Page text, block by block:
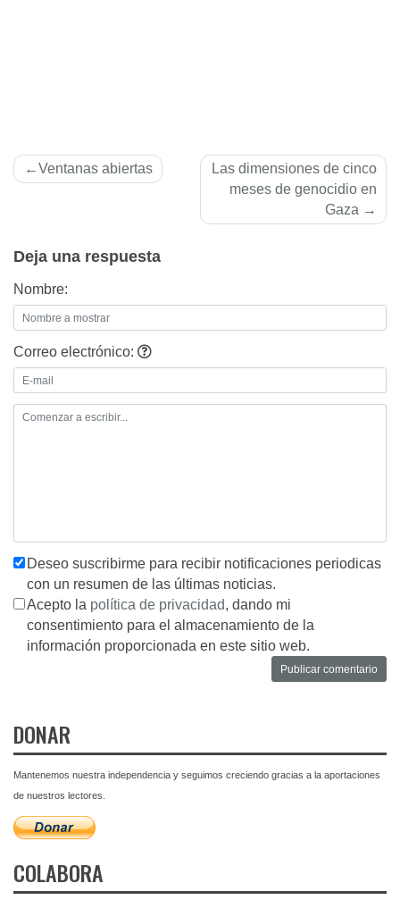
Navegación
Ventanas abiertas
Las dimensiones de cinco
meses de genocidio en
Gaza
Deja una respuesta
Nombre:
Correo electrónico:
Deseo suscribirme para recibir notificaciones periodicas
con un resumen de las últimas noticias.
Acepto la política de privacidad, dando mi
consentimiento para el almacenamiento de la
información proporcionada en este sitio web.
DONAR
Mantenemos nuestra independencia y seguimos creciendo gracias a la aportaciones
de nuestros lectores.
COLABORA